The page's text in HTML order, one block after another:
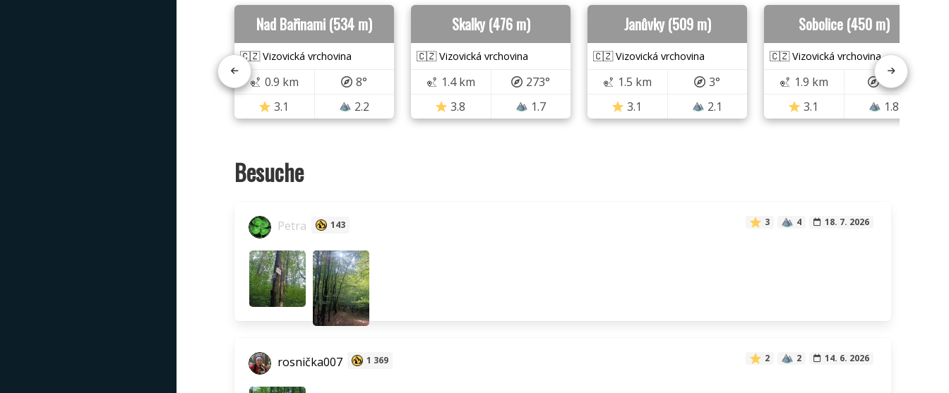
Nad Bařinami (534 m)
🇨🇿 Vizovická vrchovina
0.9 km
8°
3.1
2.2
Skalky (476 m)
🇨🇿 Vizovická vrchovina
1.4 km
273°
3.8
1.7
Janůvky (509 m)
🇨🇿 Vizovická vrchovina
1.5 km
3°
3.1
2.1
Sobolice (450 m)
🇨🇿 Vizovická vrchovina
1.9 km
64°
3.1
1.8
Besuche
Petra 143 3 4 18. 7. 2026
rosnička007 1 369 2 2 14. 6. 2026